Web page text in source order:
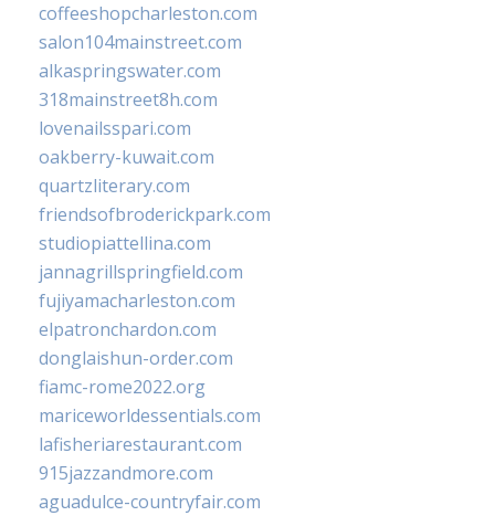
coffeeshopcharleston.com
salon104mainstreet.com
alkaspringswater.com
318mainstreet8h.com
lovenailsspari.com
oakberry-kuwait.com
quartzliterary.com
friendsofbroderickpark.com
studiopiattellina.com
jannagrillspringfield.com
fujiyamacharleston.com
elpatronchardon.com
donglaishun-order.com
fiamc-rome2022.org
mariceworldessentials.com
lafisheriarestaurant.com
915jazzandmore.com
aguadulce-countryfair.com